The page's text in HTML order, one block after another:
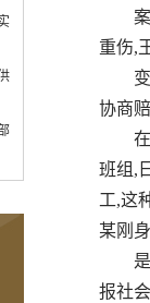
案情
重伤,
变乱
协商
在商
班组,
工,这
某刚
是以
报社